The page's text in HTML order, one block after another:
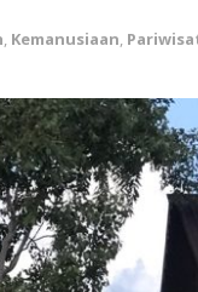
, Kemanusiaan,